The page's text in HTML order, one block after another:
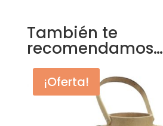
También te
recomendamos…
¡Oferta!